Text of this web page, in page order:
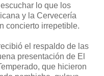
lo que los
y la Cervecería
concierto irrepetible.
el respaldo de las
presentación de El
que hicieron